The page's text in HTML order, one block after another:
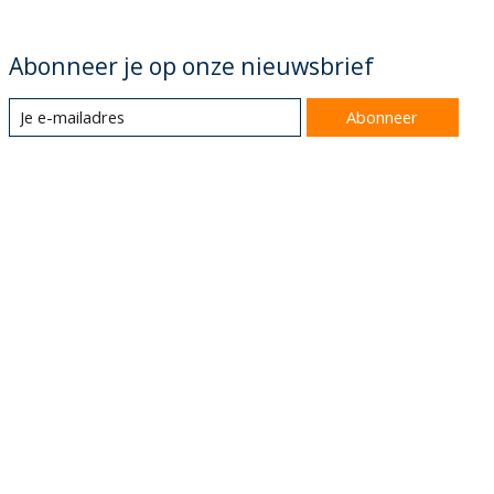
Abonneer je op onze nieuwsbrief
Abonneer